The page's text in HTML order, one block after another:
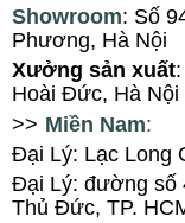
Showroom: Số
Phương, Hà Nội
Xưởng sản xuất
Hoài Đức, Hà Nội
>> Miền Nam:
Đại Lý: Lạc Long
Đại Lý: đường số
Thủ Đức, TP.